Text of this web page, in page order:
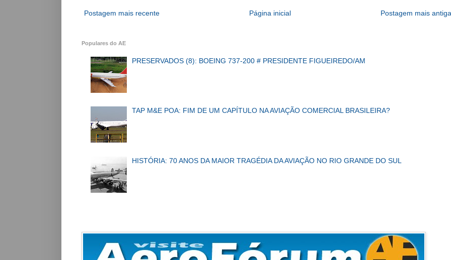
Postagem mais recente Postagem mais antiga
Página inicial
Populares do AE
PRESERVADOS (8): BOEING 737-200 # PRESIDENTE FIGUEIREDO/AM
TAP M&E POA: FIM DE UM CAPÍTULO NA AVIAÇÃO COMERCIAL BRASILEIRA?
HISTÓRIA: 70 ANOS DA MAIOR TRAGÉDIA DA AVIAÇÃO NO RIO GRANDE DO SUL